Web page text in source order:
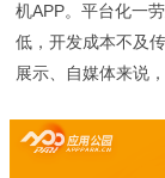
机APP。平台化一
低，开发成本不及
展示、自媒体来说